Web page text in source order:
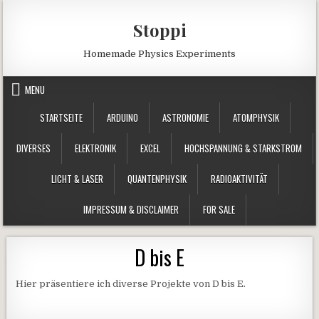
Stoppi
Homemade Physics Experiments
MENU
STARTSEITE
ARDUINO ASTRONOMIE ATOMPHYSIK
DIVERSES ELEKTRONIK EXCEL HOCHSPANNUNG & STARKSTROM
LICHT & LASER QUANTENPHYSIK RADIOAKTIVITÄT
IMPRESSUM & DISCLAIMER FOR SALE
D bis E
Hier präsentiere ich diverse Projekte von D bis E.